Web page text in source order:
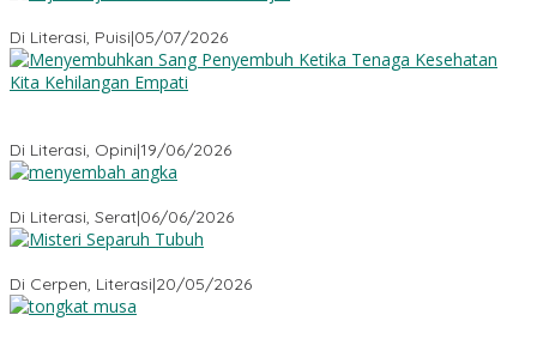
Di Literasi, Puisi|05/07/2026
Di Literasi, Opini|19/06/2026
Di Literasi, Serat|06/06/2026
Di Cerpen, Literasi|20/05/2026